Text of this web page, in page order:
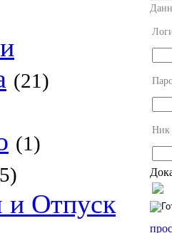
(21)
(1)
и Отпуск
Ник